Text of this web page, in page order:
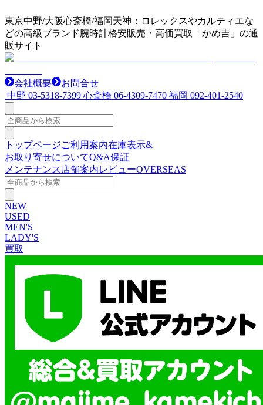
東京中野/大阪心斎橋/福岡天神：ロレックスやカルティエな
どの高級ブランド腕時計格安販売・高価買取「かめ吉」の通
販サイト
会社概要
お問合せ
中野 03-5318-7399 心斎橋 06-4309-7470 福岡 092-401-2540
トップページご利用案内在庫表示&
お取り寄せについてQ&A保証
メンテナンス 店舗案内レビューOVERSEAS
NEW
USED
MEN'S
LADY'S
買取